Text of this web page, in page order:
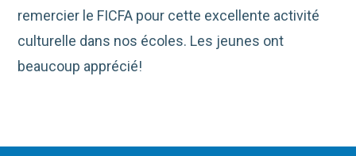
remercier le FICFA pour cette excellente activité
culturelle dans nos écoles. Les jeunes ont
beaucoup apprécié!